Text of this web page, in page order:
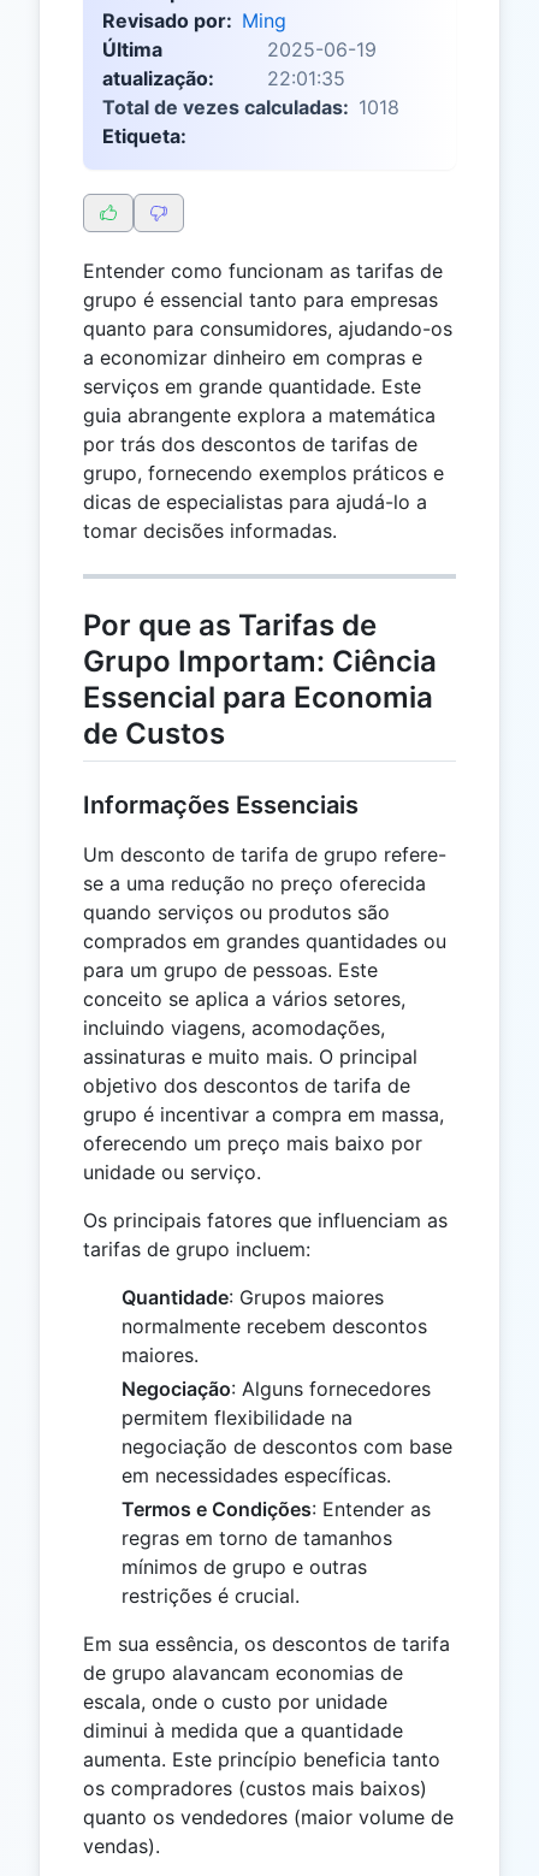
Revisado por: Ming
Última
atualização:
2025-06-19
22:01:35
Total de vezes calculadas: 1018
Etiqueta:
Entender como funcionam as tarifas de
grupo é essencial tanto para empresas
quanto para consumidores, ajudando-os
a economizar dinheiro em compras e
serviços em grande quantidade. Este
guia abrangente explora a matemática
por trás dos descontos de tarifas de
grupo, fornecendo exemplos práticos e
dicas de especialistas para ajudá-lo a
tomar decisões informadas.
Por que as Tarifas de
Grupo Importam: Ciência
Essencial para Economia
de Custos
Informações Essenciais
Um desconto de tarifa de grupo refere-
se a uma redução no preço oferecida
quando serviços ou produtos são
comprados em grandes quantidades ou
para um grupo de pessoas. Este
conceito se aplica a vários setores,
incluindo viagens, acomodações,
assinaturas e muito mais. O principal
objetivo dos descontos de tarifa de
grupo é incentivar a compra em massa,
oferecendo um preço mais baixo por
unidade ou serviço.
Os principais fatores que influenciam as
tarifas de grupo incluem:
Quantidade: Grupos maiores
normalmente recebem descontos
maiores.
Negociação: Alguns fornecedores
permitem flexibilidade na
negociação de descontos com base
em necessidades específicas.
Termos e Condições: Entender as
regras em torno de tamanhos
mínimos de grupo e outras
restrições é crucial.
Em sua essência, os descontos de tarifa
de grupo alavancam economias de
escala, onde o custo por unidade
diminui à medida que a quantidade
aumenta. Este princípio beneficia tanto
os compradores (custos mais baixos)
quanto os vendedores (maior volume de
vendas).